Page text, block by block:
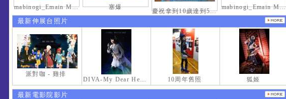
mabinogi_Emain Macha_0900-1200_1 塞爆
慶祝拿到10歲達到50級稱號紀念照
mabinogi_Emain Macha_2000-0600_1
最新伸展台照片
派對咖 - 雞排
DIVA-My Dear Heroine- 10周年舊照 狐姬
最新電影院影片